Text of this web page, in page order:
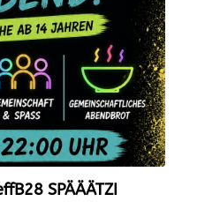
SPÄÄÄTZI